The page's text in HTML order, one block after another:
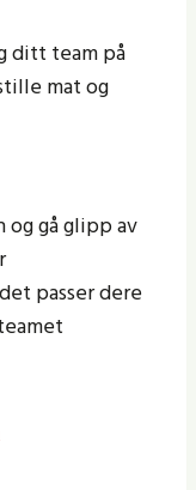
ditt team på
mat og
gå glipp av
passer dere